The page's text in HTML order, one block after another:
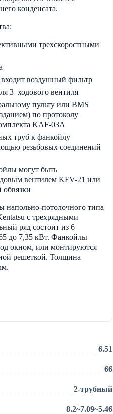
конденсата.
трехскоростными
воздушный фильтр
3–ходового вентиля
пульту или BMS
по протоколу
KAF-03A
труб к фанкойлу
резьбовых соединений
могут быть
вентилем KFV-21 или
обвязки
напольно-потолочного типа
с трехрядными
ряд состоит из 6
до 7,35 кВт. Фанкойлы
окном, или монтируются
решеткой. Толщина
6.51
66
2-трубный
8.2~7.09~5.46